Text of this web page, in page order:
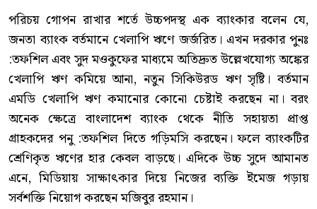
পরিচয় গোপন রাখার শর্তে উচ্চপদস্থ এক ব্যাংকার বলেন যে,
জনতা ব্যাংক বর্তমানে খেলাপি ঋণে জর্জরিত। এখন দরকার পুনঃ
:তফশিল এবং সুদ মওকুফের মাধ্যমে অতিদ্রুত উল্লেখযোগ্য অঙ্কের
খেলাপি ঋণ কমিয়ে আনা, নতুন সিকিউরড ঋণ সৃষ্টি। বর্তমান
এমডি খেলাপি ঋণ কমানোর কোনো চেষ্টাই করছেন না। বরং
অনেক ক্ষেত্রে বাংলাদেশ ব্যাংক থেকে নীতি সহায়তা প্রাপ্ত
গ্রাহকদের পনু :তফশিল দিতে গড়িমসি করছেন। ফলে ব্যাংকটির
শ্রেণিকৃত ঋণের হার কেবল বাড়ছে। এদিকে উচ্চ সুদে আমানত
এনে, মিডিয়ায় সাক্ষাৎকার দিয়ে নিজের ব্যক্তি ইমেজ গড়ায়
সর্বশক্তি নিয়োগ করছেন মজিবুর রহমান।